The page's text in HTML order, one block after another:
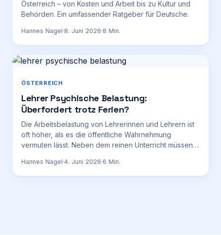
Österreich – von Kosten und Arbeit bis zu Kultur und
Behörden. Ein umfassender Ratgeber für Deutsche.
Hannes Nagel·8. Juni 2026·8 Min.
ÖSTERREICH
Lehrer Psychische Belastung:
Überfordert trotz Ferien?
Die Arbeitsbelastung von Lehrerinnen und Lehrern ist
oft höher, als es die öffentliche Wahrnehmung
vermuten lässt. Neben dem reinen Unterricht müssen
auseinandersetzen, die weit über die
Wissensvermittlung hinausgehen. Dazu gehören
Hannes Nagel·4. Juni 2026·6 Min.